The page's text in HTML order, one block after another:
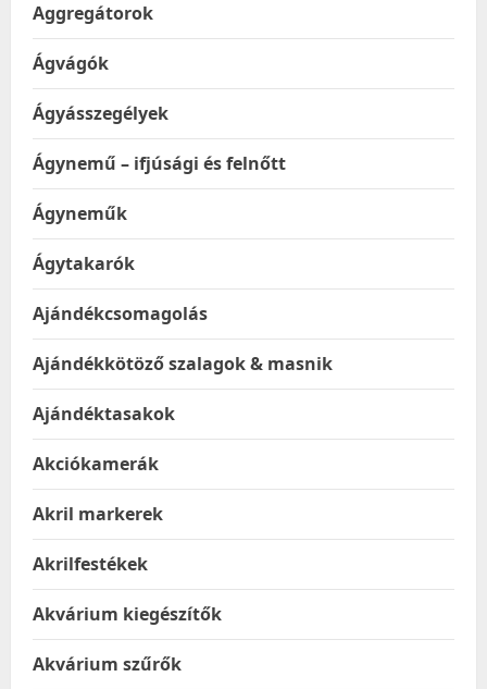
Aggregátorok
Ágvágók
Ágyásszegélyek
Ágynemű – ifjúsági és felnőtt
Ágyneműk
Ágytakarók
Ajándékcsomagolás
Ajándékkötöző szalagok & masnik
Ajándéktasakok
Akciókamerák
Akril markerek
Akrilfestékek
Akvárium kiegészítők
Akvárium szűrők